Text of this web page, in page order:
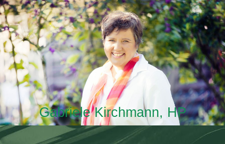
Gabriele Kirchmann, HP